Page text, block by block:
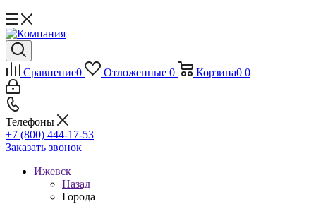
Сравнение0 Отложенные 0 Корзина0 0
Телефоны
+7 (800) 444-17-53
Заказать звонок
Ижевск
Назад
Города